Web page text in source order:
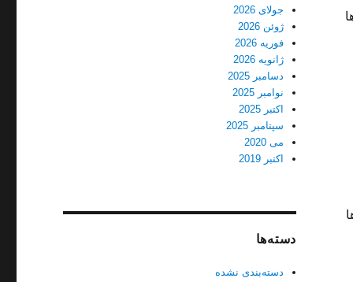
جولای 2026
ژوئن 2026
فوریه 2026
ژانویه 2026
دسامبر 2025
نوامبر 2025
اکتبر 2025
سپتامبر 2025
می 2020
اکتبر 2019
دسته‌ها
دسته‌بندی نشده